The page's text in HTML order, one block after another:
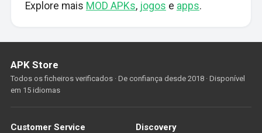
Explore mais MOD APKs, jogos e apps.
APK Store
Todos os ficheiros verificados · De confiança desde 2018 · Disponível
em 15 idiomas
Customer Service Discovery